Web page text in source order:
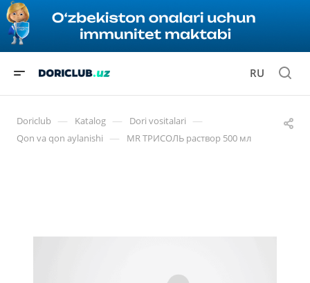
RU
Doriclub — Katalog — Dori vositalari —
Qon va qon aylanishi — MR ТРИСОЛЬ раствор 500 мл